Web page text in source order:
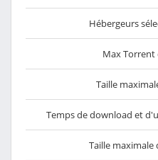
Hébergeurs
Max Torrent
Taille
Temps de download et
Taille